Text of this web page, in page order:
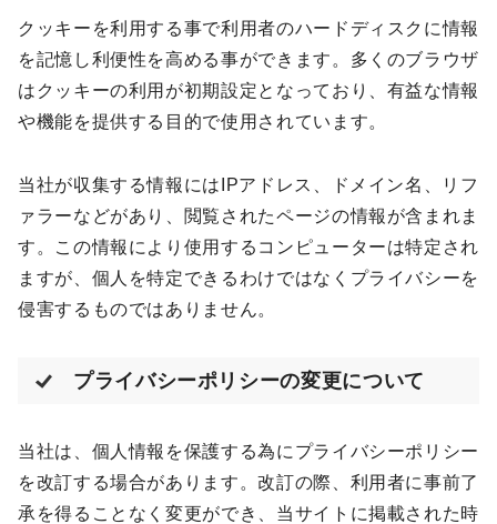
クッキーを利用する事で利用者のハードディスクに情報
を記憶し利便性を高める事ができます。多くのブラウザ
はクッキーの利用が初期設定となっており、有益な情報
や機能を提供する目的で使用されています。
当社が収集する情報にはIPアドレス、ドメイン名、リフ
ァラーなどがあり、閲覧されたページの情報が含まれま
す。この情報により使用するコンピューターは特定され
ますが、個人を特定できるわけではなくプライバシーを
侵害するものではありません。
プライバシーポリシーの変更について
当社は、個人情報を保護する為にプライバシーポリシー
を改訂する場合があります。改訂の際、利用者に事前了
承を得ることなく変更ができ、当サイトに掲載された時